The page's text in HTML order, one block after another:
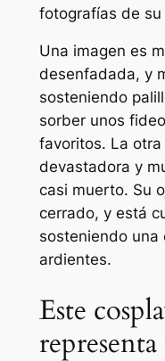
fotografías de su
Una imagen es
desenfadada, y
sosteniendo
sorber unos
favoritos. La
devastadora y
casi muerto. Su
cerrado, y está
sosteniendo
ardientes.
Este